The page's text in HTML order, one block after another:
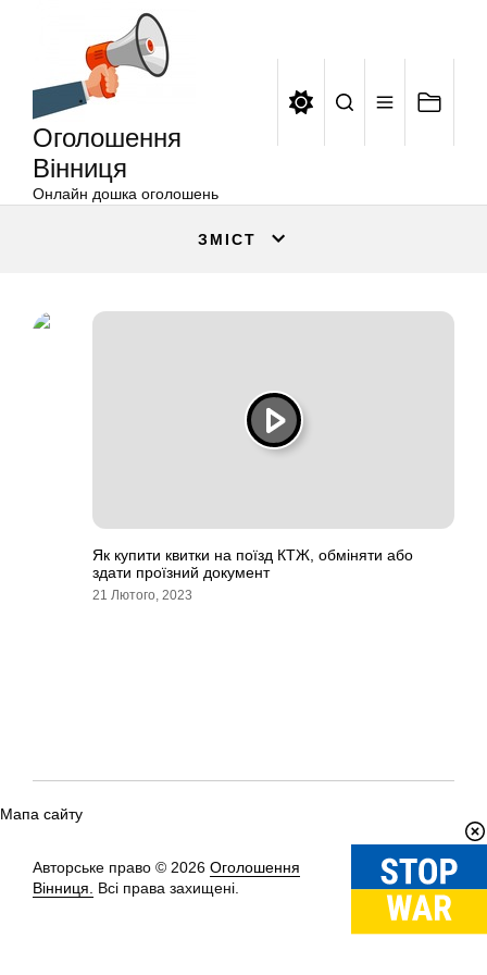
Оголошення
Вінниця
Онлайн дошка оголошень
ЗМІСТ
Як купити квитки на поїзд КТЖ, обміняти або
здати проїзний документ
21 Лютого, 2023
Мапа сайту
Авторське право © 2026 Оголошення
Вінниця.
Всі права захищені.
Вгору↑